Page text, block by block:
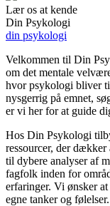
Lær os at kende
Din Psykologi
din psykologi
Velkommen til Din
om det mentale
hvor psykologi bliver
nysgerrig på emnet,
er vi her for at guide
Hos Din Psykologi
ressourcer, der
til dybere analyser af
fagfolk inden for
erfaringer. Vi ønsker
egne tanker og følelser.